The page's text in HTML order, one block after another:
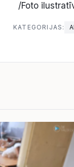
/Foto
KATEGORIJAS: